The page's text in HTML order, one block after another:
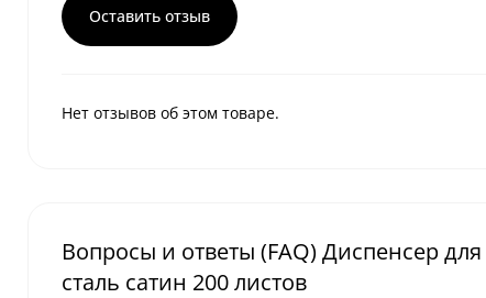
Оставить отзыв
Нет отзывов об этом товаре.
Вопросы и ответы (FAQ) Диспенсер
сталь сатин 200 листов